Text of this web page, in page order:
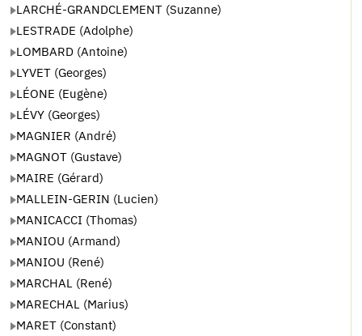
LARCHÉ-GRANDCLEMENT (Suzanne)
LESTRADE (Adolphe)
LOMBARD (Antoine)
LYVET (Georges)
LÉONE (Eugène)
LÉVY (Georges)
MAGNIER (André)
MAGNOT (Gustave)
MAIRE (Gérard)
MALLEIN-GERIN (Lucien)
MANICACCI (Thomas)
MANIOU (Armand)
MANIOU (René)
MARCHAL (René)
MARECHAL (Marius)
MARET (Constant)